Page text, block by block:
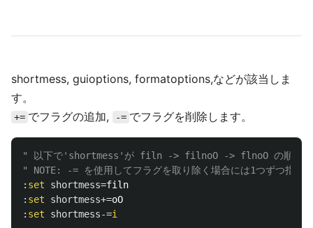
shortmess, guioptions, formatoptions,などが該当しま
す。
+= でフラグの追加, -= でフラグを削除します。
" 以下で'shortmess'が filn -> filnoO -> flnoO の順に変
" NOTE: -= を使用してフラグを取り除く場合には1つずつ指定
: set shortmess=
: set shortmess+=
: set shortmess-=i